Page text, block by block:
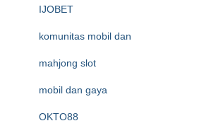
IJOBET
komunitas mobil dan
mahjong slot
mobil dan gaya
OKTO88